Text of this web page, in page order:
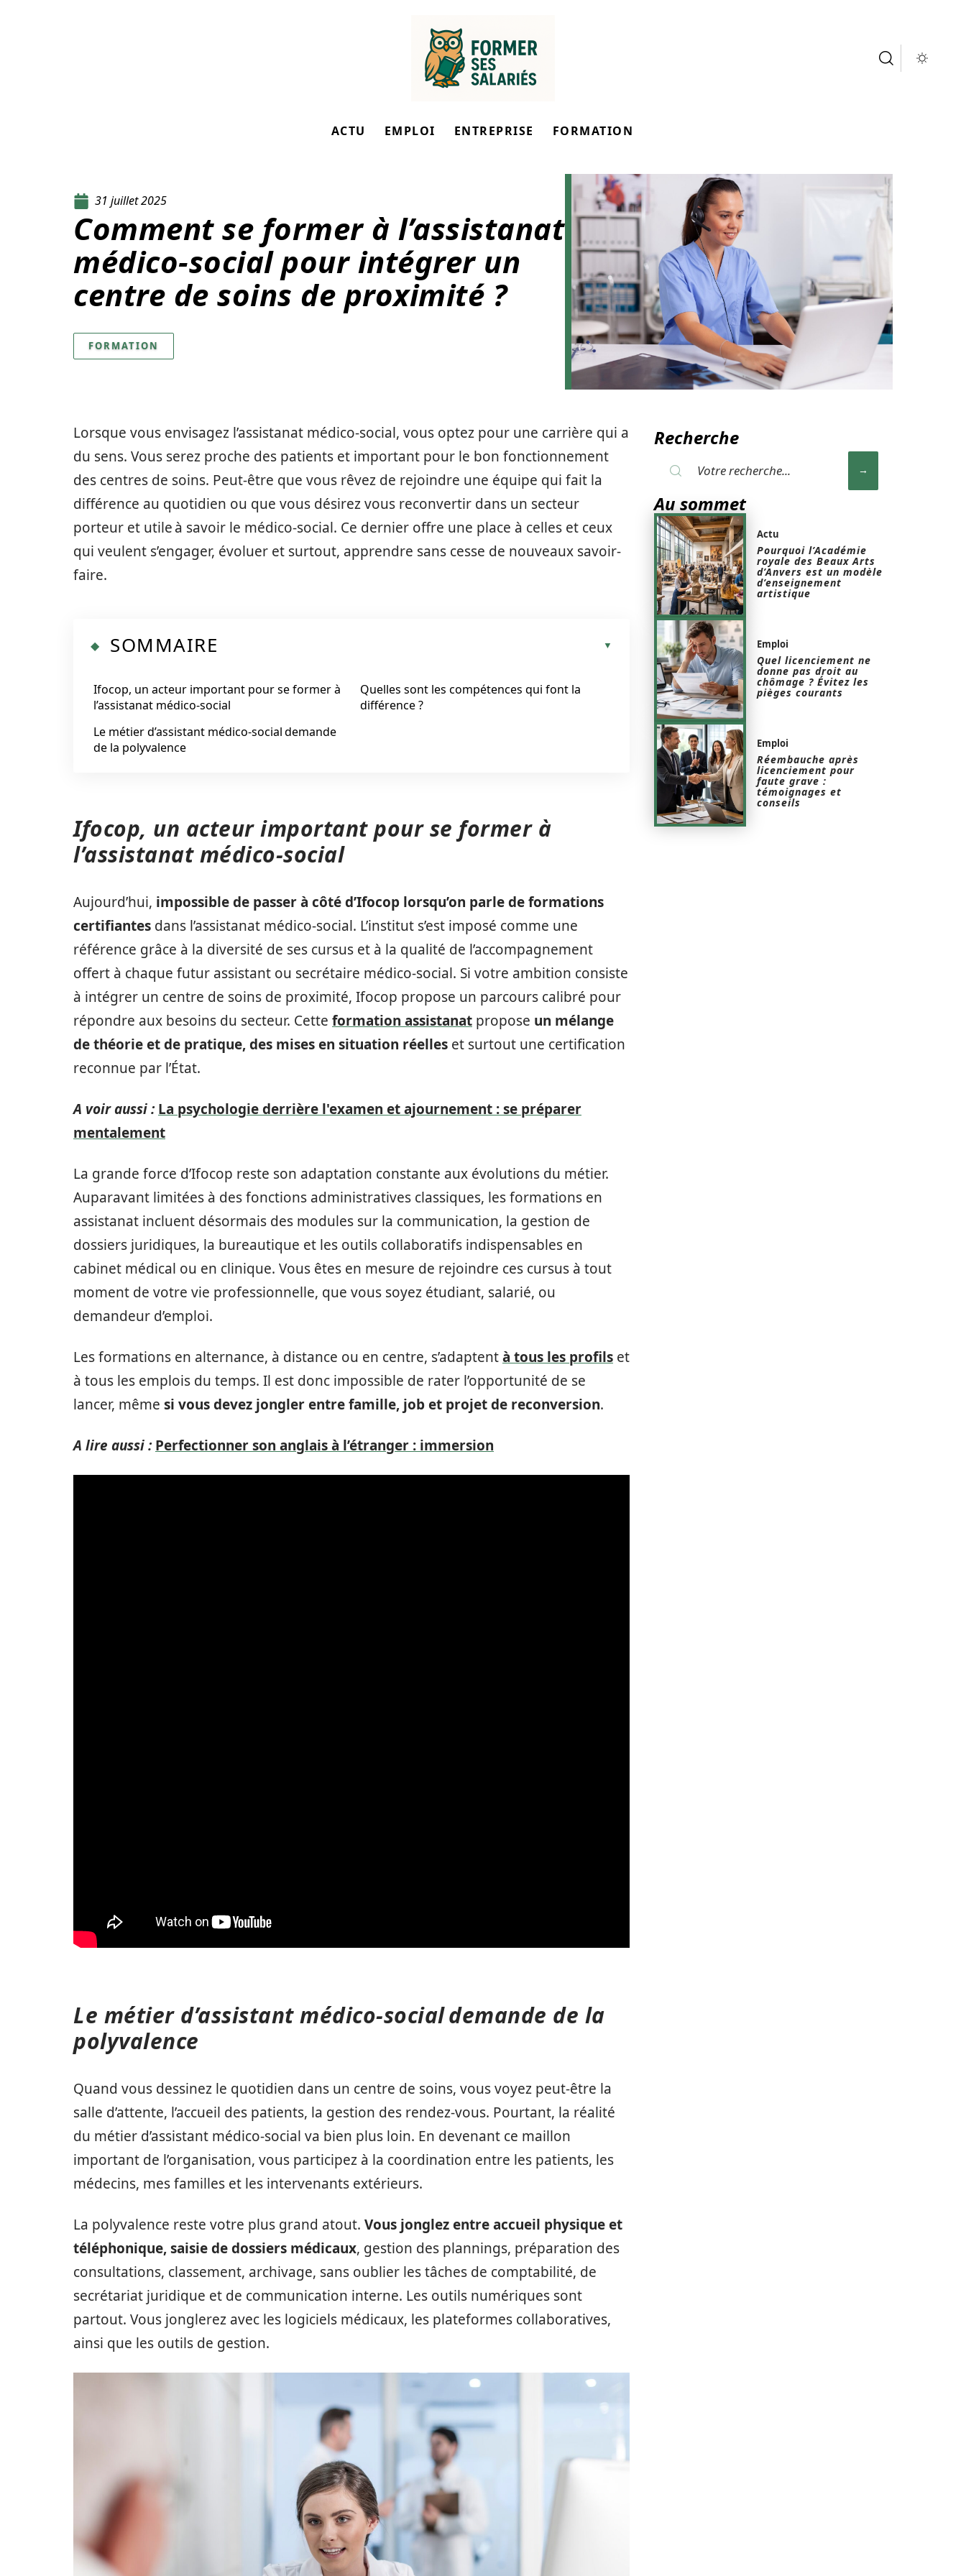
ACTU EMPLOI ENTREPRISE FORMATION
31 juillet 2025
Comment se former à l’assistanat
médico-social pour intégrer un
centre de soins de proximité ?
FORMATION
Lorsque vous envisagez l’assistanat médico-social, vous optez pour une carrière qui a
du sens. Vous serez proche des patients et important pour le bon fonctionnement
des centres de soins. Peut-être que vous rêvez de rejoindre une équipe qui fait la
différence au quotidien ou que vous désirez vous reconvertir dans un secteur
porteur et utile à savoir le médico-social. Ce dernier offre une place à celles et ceux
qui veulent s’engager, évoluer et surtout, apprendre sans cesse de nouveaux savoir-
faire.
SOMMAIRE
Ifocop, un acteur important pour se former à
l’assistanat médico-social
Le métier d’assistant médico-social demande
de la polyvalence
Quelles sont les compétences qui font la
différence ?
Ifocop, un acteur important pour se former à
l’assistanat médico-social
Aujourd’hui, impossible de passer à côté d’Ifocop lorsqu’on parle de formations
certifiantes dans l’assistanat médico-social. L’institut s’est imposé comme une
référence grâce à la diversité de ses cursus et à la qualité de l’accompagnement
offert à chaque futur assistant ou secrétaire médico-social. Si votre ambition consiste
à intégrer un centre de soins de proximité, Ifocop propose un parcours calibré pour
répondre aux besoins du secteur. Cette formation assistanat propose un mélange
de théorie et de pratique, des mises en situation réelles et surtout une certification
reconnue par l’État.
A voir aussi : La psychologie derrière l'examen et ajournement : se préparer
mentalement
La grande force d’Ifocop reste son adaptation constante aux évolutions du métier.
Auparavant limitées à des fonctions administratives classiques, les formations en
assistanat incluent désormais des modules sur la communication, la gestion de
dossiers juridiques, la bureautique et les outils collaboratifs indispensables en
cabinet médical ou en clinique. Vous êtes en mesure de rejoindre ces cursus à tout
moment de votre vie professionnelle, que vous soyez étudiant, salarié, ou
demandeur d’emploi.
Les formations en alternance, à distance ou en centre, s’adaptentà tous les profils et
à tous les emplois du temps. Il est donc impossible de rater l’opportunité de se
lancer, même si vous devez jongler entre famille, job et projet de reconversion.
A lire aussi : Perfectionner son anglais à l’étranger : immersion
Le métier d’assistant médico-social demande de la
polyvalence
Quand vous dessinez le quotidien dans un centre de soins, vous voyez peut-être la
salle d’attente, l’accueil des patients, la gestion des rendez-vous. Pourtant, la réalité
du métier d’assistant médico-social va bien plus loin. En devenant ce maillon
important de l’organisation, vous participez à la coordination entre les patients, les
médecins, mes familles et les intervenants extérieurs.
La polyvalence reste votre plus grand atout. Vous jonglez entre accueil physique et
téléphonique, saisie de dossiers médicaux, gestion des plannings, préparation des
consultations, classement, archivage, sans oublier les tâches de comptabilité, de
secrétariat juridique et de communication interne. Les outils numériques sont
partout. Vous jonglerez avec les logiciels médicaux, les plateformes collaboratives,
ainsi que les outils de gestion.
Recherche
Au sommet
Actu
Pourquoi l’Académie
royale des Beaux Arts
d’Anvers est un modèle
d’enseignement
artistique
Emploi
Quel licenciement ne
donne pas droit au
chômage ? Évitez les
pièges courants
Emploi
Réembauche après
licenciement pour
faute grave :
témoignages et
conseils